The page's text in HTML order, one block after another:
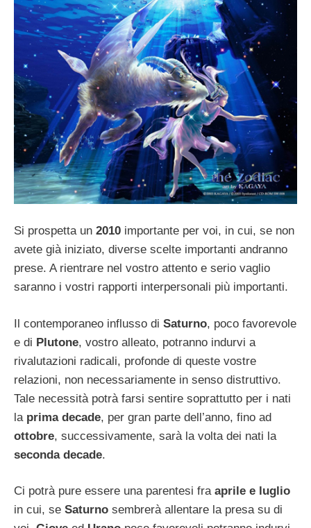
Si prospetta un 2010 importante per voi, in cui, se non
avete già iniziato, diverse scelte importanti andranno
prese. A rientrare nel vostro attento e serio vaglio
saranno i vostri rapporti interpersonali più importanti.
Il contemporaneo influsso di Saturno, poco favorevole
e di Plutone, vostro alleato, potranno indurvi a
rivalutazioni radicali, profonde di queste vostre
relazioni, non necessariamente in senso distruttivo.
Tale necessità potrà farsi sentire soprattutto per i nati
la prima decade, per gran parte dell’anno, fino ad
ottobre, successivamente, sarà la volta dei nati la
seconda decade.
Ci potrà pure essere una parentesi fra aprile e luglio
in cui, se Saturno sembrerà allentare la presa su di